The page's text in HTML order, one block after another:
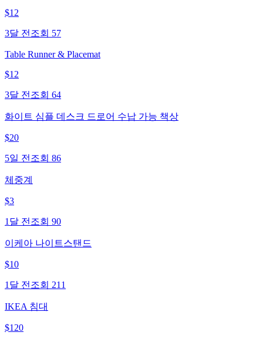
$12
3달 전 조회 57
Table Runner & Placemat
$12
3달 전 조회 64
화이트 심플 데스크 드로어 수납 가능 책상
$20
5일 전 조회 86
체중계
$3
1달 전 조회 90
이케아 나이트스탠드
$10
1달 전 조회 211
IKEA 침대
$120